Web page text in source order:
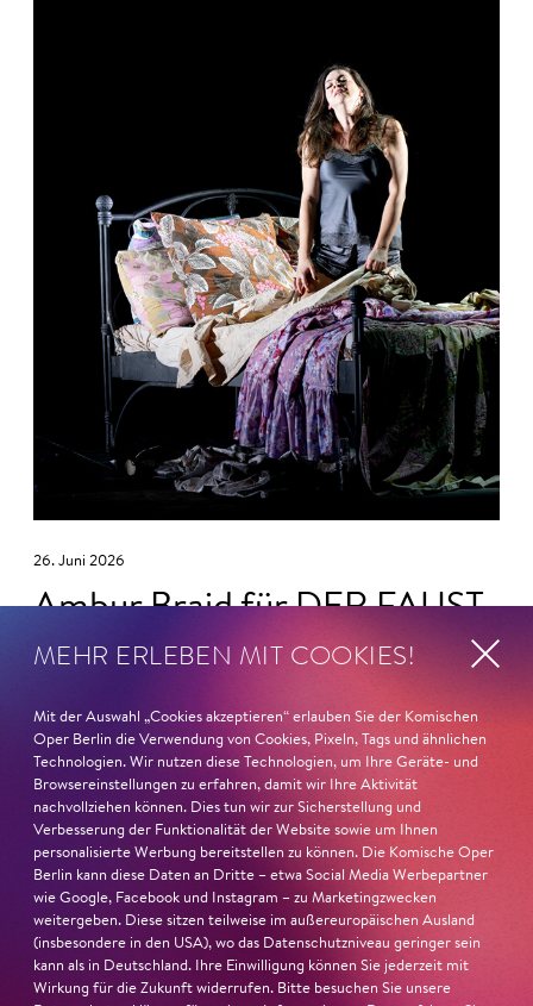
26. Juni 2026
Ambur Braid für DER FAUST
nominiert
Ambur Braid ist für den Deutschen Theaterpreis DER
FAUST nominiert in der Kategorie »Darsteller:in
Musiktheater«. Ihr eindrucksvolles Rollendebüt als
Katerina Lwowna Ismailowa in Barrie KoskysLady
Macbeth von Mzensk sei jederzeit authentisch, ziehe das
Publikum in ihren Bann, fordere zum Miterleben und
Mitleiden heraus – niemand im Saal bliebe teilnahmslos
zurück, lobt die Jury Ambur Braids stimmliche Wucht
und ihre starke Bühnenpräsenz:
»In dem überwältigenden Farbenreichtum ihres Spiels
MEHR ERLEBEN MIT COOKIES!
Mit der Auswahl „Cookies akzeptieren“ erlauben Sie der Komischen
Oper Berlin die Verwendung von Cookies, Pixeln, Tags und ähnlichen
Technologien. Wir nutzen diese Technologien, um Ihre Geräte- und
Browsereinstellungen zu erfahren, damit wir Ihre Aktivität
nachvollziehen können. Dies tun wir zur Sicherstellung und
Verbesserung der Funktionalität der Website sowie um Ihnen
personalisierte Werbung bereitstellen zu können. Die Komische Oper
Berlin kann diese Daten an Dritte – etwa Social Media Werbepartner
wie Google, Facebook und Instagram – zu Marketingzwecken
weitergeben. Diese sitzen teilweise im außereuropäischen Ausland
(insbesondere in den USA), wo das Datenschutzniveau geringer sein
kann als in Deutschland. Ihre Einwilligung können Sie jederzeit mit
Wirkung für die Zukunft widerrufen. Bitte besuchen Sie unsere